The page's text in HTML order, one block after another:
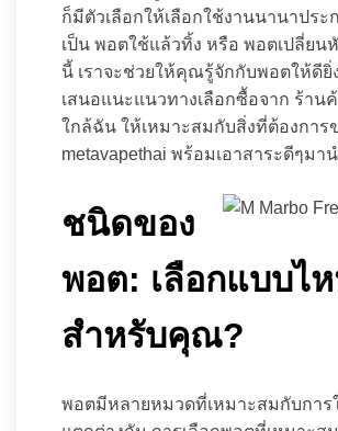
ก็มีตัวเลือกให้เลือกใช้งานนานาประ
เป็น พอตใช้แล้วทิ้ง หรือ พอตเปลี่ยน
นี้ เราจะช่วยให้คุณรู้จักกับพอตให้ดียิ่
เสนอแนะแนวทางเลือกซื้อจาก ร้าน
ใกล้ฉัน ให้เหมาะสมกับสิ่งที่ต้องการ
metavapethai พร้อมเอาสาระดีๆมา
ชนิดของ
พอต: เลือกแบบไ
สำหรับคุณ?
พอตมีหลายหมวดที่เหมาะสมกับการ